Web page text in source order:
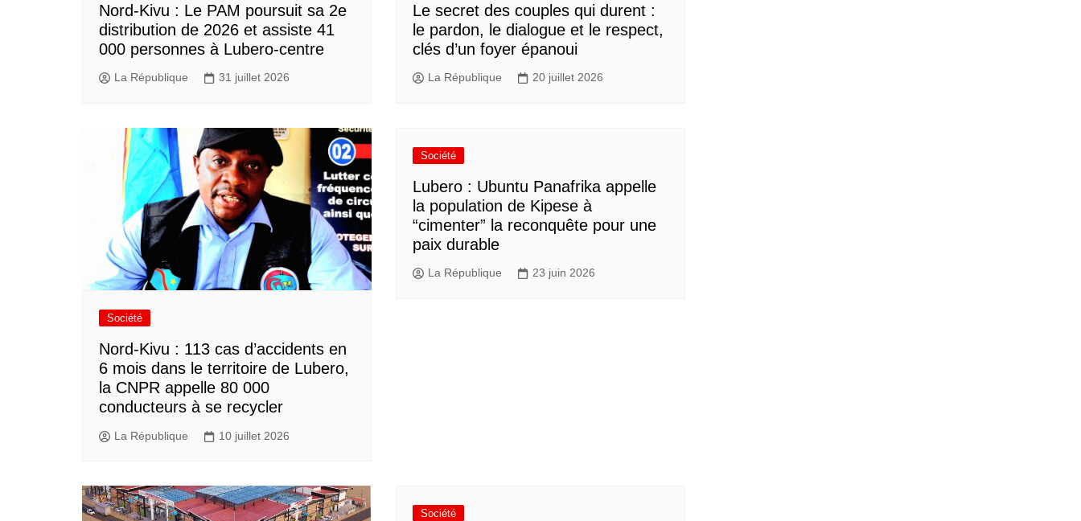
Nord-Kivu : Le PAM poursuit sa 2e
distribution de 2026 et assiste 41
000 personnes à Lubero-centre
La République 31 juillet 2026
Le secret des couples qui durent :
le pardon, le dialogue et le respect,
clés d’un foyer épanoui
La République 20 juillet 2026
Société
Nord-Kivu : 113 cas d’accidents en
6 mois dans le territoire de Lubero,
la CNPR appelle 80 000
conducteurs à se recycler
La République 10 juillet 2026
Société
Lubero : Ubuntu Panafrika appelle
la population de Kipese à
“cimenter” la reconquête pour une
paix durable
La République 23 juin 2026
Société